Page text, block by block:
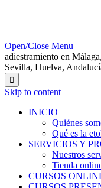
Open/Close Menu
adiestramiento en
Sevilla, Huelva,

Skip to content
INICIO
Quiénes
Qué es la
SERVICIOS Y
Nuestros
Tienda
CURSOS